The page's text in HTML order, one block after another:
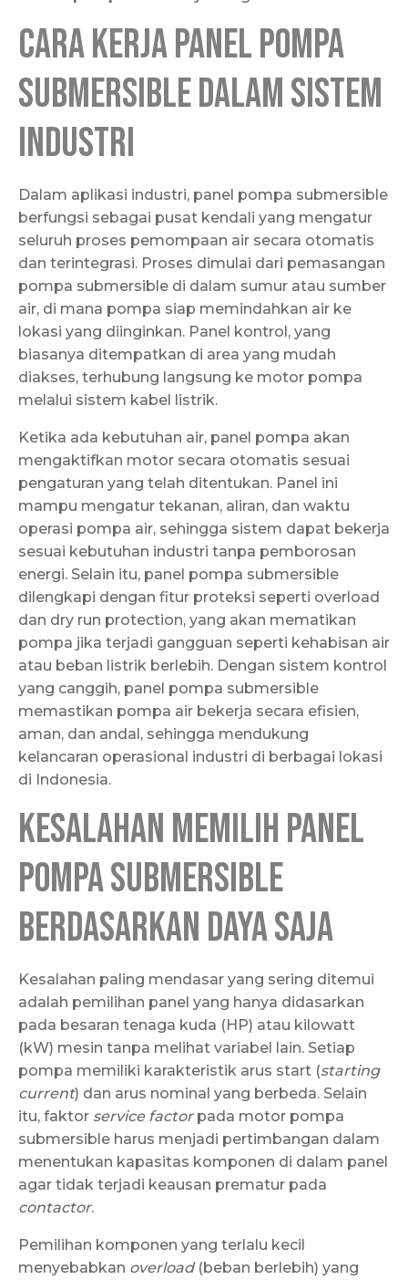
Cara Kerja Panel Pompa
Submersible dalam Sistem
Industri
Dalam aplikasi industri, panel pompa submersible
berfungsi sebagai pusat kendali yang mengatur
seluruh proses pemompaan air secara otomatis
dan terintegrasi. Proses dimulai dari pemasangan
pompa submersible di dalam sumur atau sumber
air, di mana pompa siap memindahkan air ke
lokasi yang diinginkan. Panel kontrol, yang
biasanya ditempatkan di area yang mudah
diakses, terhubung langsung ke motor pompa
melalui sistem kabel listrik.
Ketika ada kebutuhan air, panel pompa akan
mengaktifkan motor secara otomatis sesuai
pengaturan yang telah ditentukan. Panel ini
mampu mengatur tekanan, aliran, dan waktu
operasi pompa air, sehingga sistem dapat bekerja
sesuai kebutuhan industri tanpa pemborosan
energi. Selain itu, panel pompa submersible
dilengkapi dengan fitur proteksi seperti overload
dan dry run protection, yang akan mematikan
pompa jika terjadi gangguan seperti kehabisan air
atau beban listrik berlebih. Dengan sistem kontrol
yang canggih, panel pompa submersible
memastikan pompa air bekerja secara efisien,
aman, dan andal, sehingga mendukung
kelancaran operasional industri di berbagai lokasi
di Indonesia.
Kesalahan Memilih Panel
Pompa Submersible
Berdasarkan Daya Saja
Kesalahan paling mendasar yang sering ditemui
adalah pemilihan panel yang hanya didasarkan
pada besaran tenaga kuda (HP) atau kilowatt
(kW) mesin tanpa melihat variabel lain. Setiap
pompa memiliki karakteristik arus start (starting
current) dan arus nominal yang berbeda. Selain
itu, faktor service factorpada motor pompa
submersible harus menjadi pertimbangan dalam
menentukan kapasitas komponen di dalam panel
agar tidak terjadi keausan prematur pada
contactor.
Pemilihan komponen yang terlalu kecil
menyebabkan overload(beban berlebih) yang